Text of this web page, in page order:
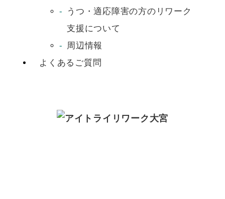
うつ・適応障害の方のリワーク
支援について
周辺情報
よくあるご質問